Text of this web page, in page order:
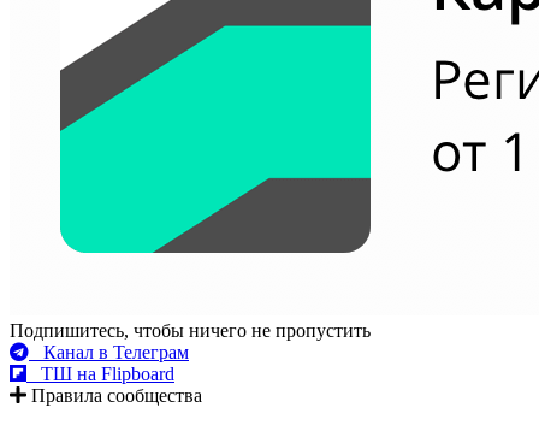
Подпишитесь, чтобы ничего не пропустить
Канал в Телеграм
ТШ на Flipboard
Правила сообщества